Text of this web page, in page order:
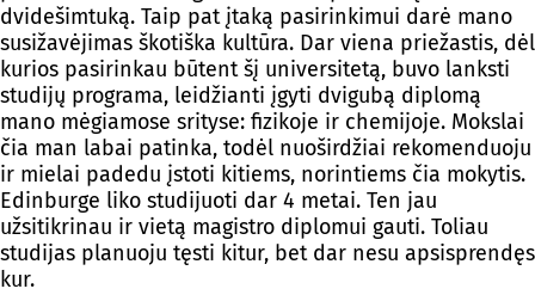
dvidešimtuką. Taip pat įtaką pasirinkimui darė mano
susižavėjimas škotiška kultūra. Dar viena priežastis, dėl
kurios pasirinkau būtent šį universitetą, buvo lanksti
studijų programa, leidžianti įgyti dvigubą diplomą
mano mėgiamose srityse: fizikoje ir chemijoje. Mokslai
čia man labai patinka, todėl nuoširdžiai rekomenduoju
ir mielai padedu įstoti kitiems, norintiems čia mokytis.
Edinburge liko studijuoti dar 4 metai. Ten jau
užsitikrinau ir vietą magistro diplomui gauti. Toliau
studijas planuoju tęsti kitur, bet dar nesu apsisprendęs
kur.